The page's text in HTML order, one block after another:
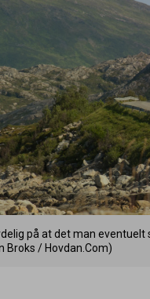
på at det man
Broks / Hovdan​.Com)